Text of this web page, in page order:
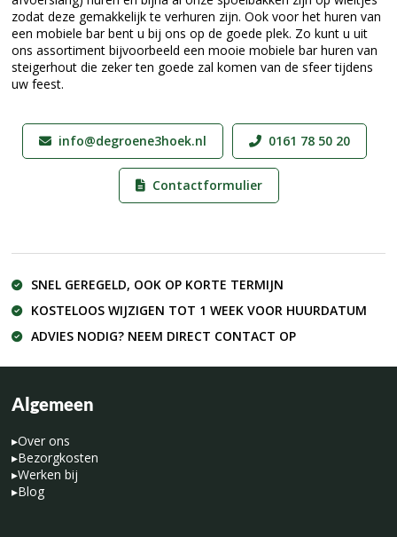
zodat deze gemakkelijk te verhuren zijn. Ook voor het huren van
een mobiele bar bent u bij ons op de goede plek. Zo kunt u uit
ons assortiment bijvoorbeeld een mooie mobiele bar huren van
steigerhout die zeker ten goede zal komen van de sfeer tijdens
uw feest.
info@degroene3hoek.nl 0161 78 50 20
Contactformulier
SNEL GEREGELD, OOK OP KORTE TERMIJN
KOSTELOOS WIJZIGEN TOT 1 WEEK VOOR HUURDATUM
ADVIES NODIG? NEEM DIRECT CONTACT OP
Algemeen
▸Over ons
▸Bezorgkosten
▸Werken bij
▸Blog